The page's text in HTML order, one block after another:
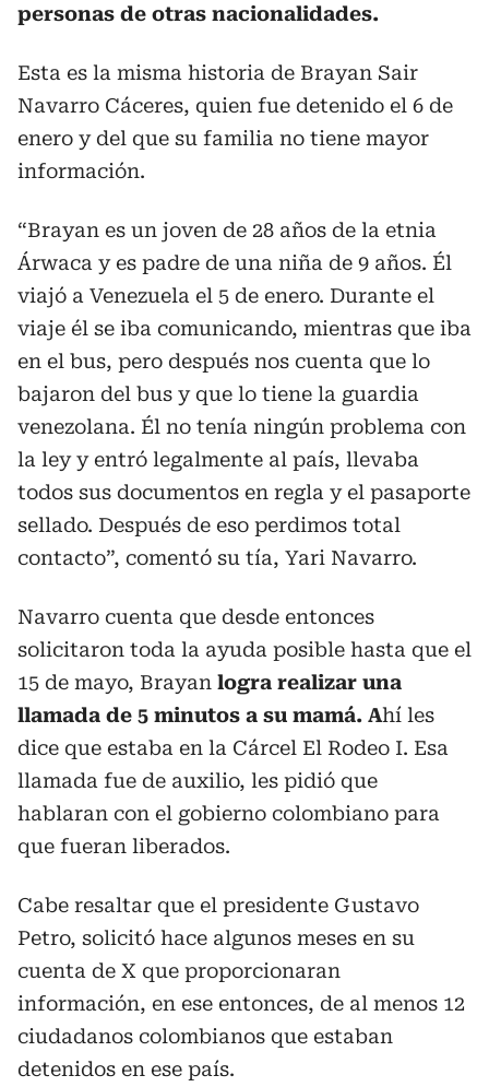
personas de otras nacionalidades.
Esta es la misma historia de Brayan Sair
Navarro Cáceres, quien fue detenido el 6 de
enero y del que su familia no tiene mayor
información.
“Brayan es un joven de 28 años de la etnia
Árwaca y es padre de una niña de 9 años. Él
viajó a Venezuela el 5 de enero. Durante el
viaje él se iba comunicando, mientras que iba
en el bus, pero después nos cuenta que lo
bajaron del bus y que lo tiene la guardia
venezolana. Él no tenía ningún problema con
la ley y entró legalmente al país, llevaba
todos sus documentos en regla y el pasaporte
sellado. Después de eso perdimos total
contacto”, comentó su tía, Yari Navarro.
Navarro cuenta que desde entonces
solicitaron toda la ayuda posible hasta que el
15 de mayo, Brayan logra realizar una
llamada de 5 minutos a su mamá. Ahí les
dice que estaba en la Cárcel El Rodeo I. Esa
llamada fue de auxilio, les pidió que
hablaran con el gobierno colombiano para
que fueran liberados.
Cabe resaltar que el presidente Gustavo
Petro, solicitó hace algunos meses en su
cuenta de X que proporcionaran
información, en ese entonces, de al menos 12
ciudadanos colombianos que estaban
detenidos en ese país.